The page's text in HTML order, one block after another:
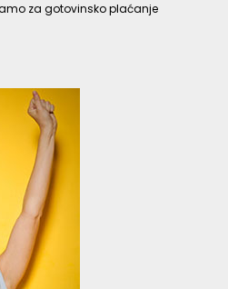
za gotovinsko plaćanje